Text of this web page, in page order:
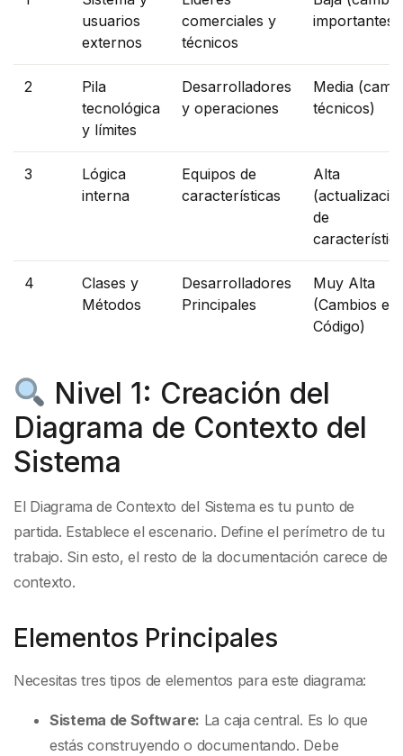
usuarios
externos
comerciales y
técnicos
importantes)
2
Pila
tecnológica
y límites
Desarrolladores
y operaciones
Media
técnicos)
3
Lógica
interna
Equipos de
características
Alta
de
4
Clases y
Métodos
Desarrolladores
Principales
Muy Alta
(Cambios en
Código)
Nivel 1: Creación del
Diagrama de Contexto del
Sistema
El Diagrama de Contexto del Sistema es tu punto de
partida. Establece el escenario. Define el perímetro de tu
trabajo. Sin esto, el resto de la documentación carece de
contexto.
Elementos Principales
Necesitas tres tipos de elementos para este diagrama:
Sistema de Software: La caja central. Es lo que
estás construyendo o documentando. Debe